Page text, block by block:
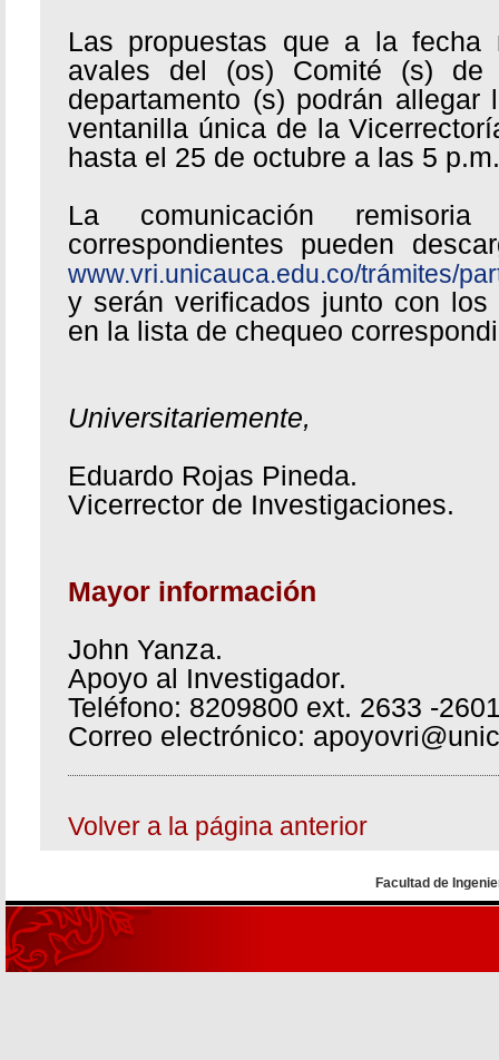
Las propuestas que a la fecha
avales del (os) Comité (s) de
departamento (s) podrán allegar
ventanilla única de la
hasta el 25 de octubre a las 5 p.m.
La comunicación
correspondientes pueden
www.vri.unicauca.edu.co/trámites/
y serán verificados junto con los
en la lista de chequeo
Universitariemente,
Eduardo Rojas Pineda.
Vicerrector de Investigaciones.
Mayor información
John Yanza.
Apoyo al Investigador.
Teléfono: 8209800 ext. 2633 -
Correo electrónico:
Volver a la página anterior
Facultad de